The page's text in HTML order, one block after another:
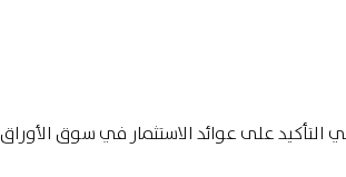
التأكيد على عوائد الاستثمار في سوق الأوراق